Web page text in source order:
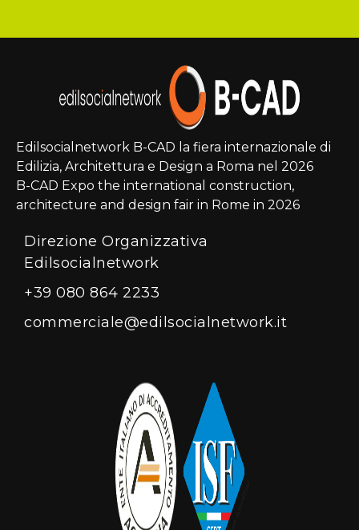
Edilsocialnetwork B-CAD la fiera internazionale di
Edilizia, Architettura e Design a Roma nel 2026
B-CAD Expo the international construction,
architecture and design fair in Rome in 2026
Direzione Organizzativa
Edilsocialnetwork
+39 080 864 2233
commerciale@edilsocialnetwork.it